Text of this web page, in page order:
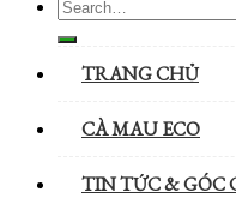
TRANG CHỦ
CÀ MAU ECO
TIN TỨC & GÓC